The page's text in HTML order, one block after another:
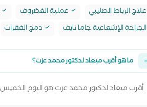
علاج الرباط الصليبي عملية الغضروف
الجراحة الإشعاعية جاما نايف
دمج الفقرات
ما هو أقرب ميعاد لدكتور محمد عزت؟
أقرب ميعاد لدكتور محمد عزت هو اليوم الخميس 06 اغسطس 2026 من 7:00 مساءً وتقدر تشوف كل المواعيد المتاحة من خلال عرض المواعيد أعلاه